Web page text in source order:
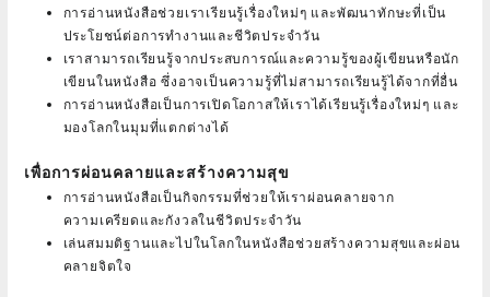
การอ่านหนังสือช่วยเราเรียนรู้เรื่องใหม่ๆ และพัฒนาทักษะที่เป็น
ประโยชน์ต่อการทำงานและชีวิตประจำวัน
เราสามารถเรียนรู้จากประสบการณ์และความรู้ของผู้เขียนหรือนัก
เขียนในหนังสือ ซึ่งอาจเป็นความรู้ที่ไม่สามารถเรียนรู้ได้จากที่อื่น
การอ่านหนังสือเป็นการเปิดโอกาสให้เราได้เรียนรู้เรื่องใหม่ๆ และ
มองโลกในมุมที่แตกต่างได้
เพื่อการผ่อนคลายและสร้างความสุข
การอ่านหนังสือเป็นกิจกรรมที่ช่วยให้เราผ่อนคลายจาก
ความเครียดและกังวลในชีวิตประจำวัน
เล่นสมมติฐานและไปในโลกในหนังสือช่วยสร้างความสุขและผ่อน
คลายจิตใจ